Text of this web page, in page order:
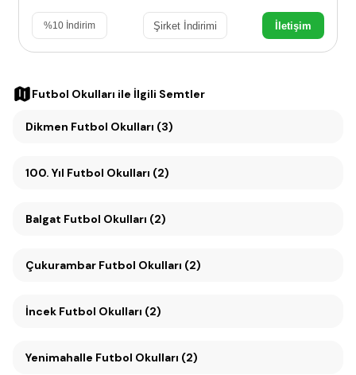
%10 İndirim Şirket İndirimi İletişim
Futbol Okulları ile İlgili Semtler
Dikmen Futbol Okulları (3)
100. Yıl Futbol Okulları (2)
Balgat Futbol Okulları (2)
Çukurambar Futbol Okulları (2)
İncek Futbol Okulları (2)
Yenimahalle Futbol Okulları (2)